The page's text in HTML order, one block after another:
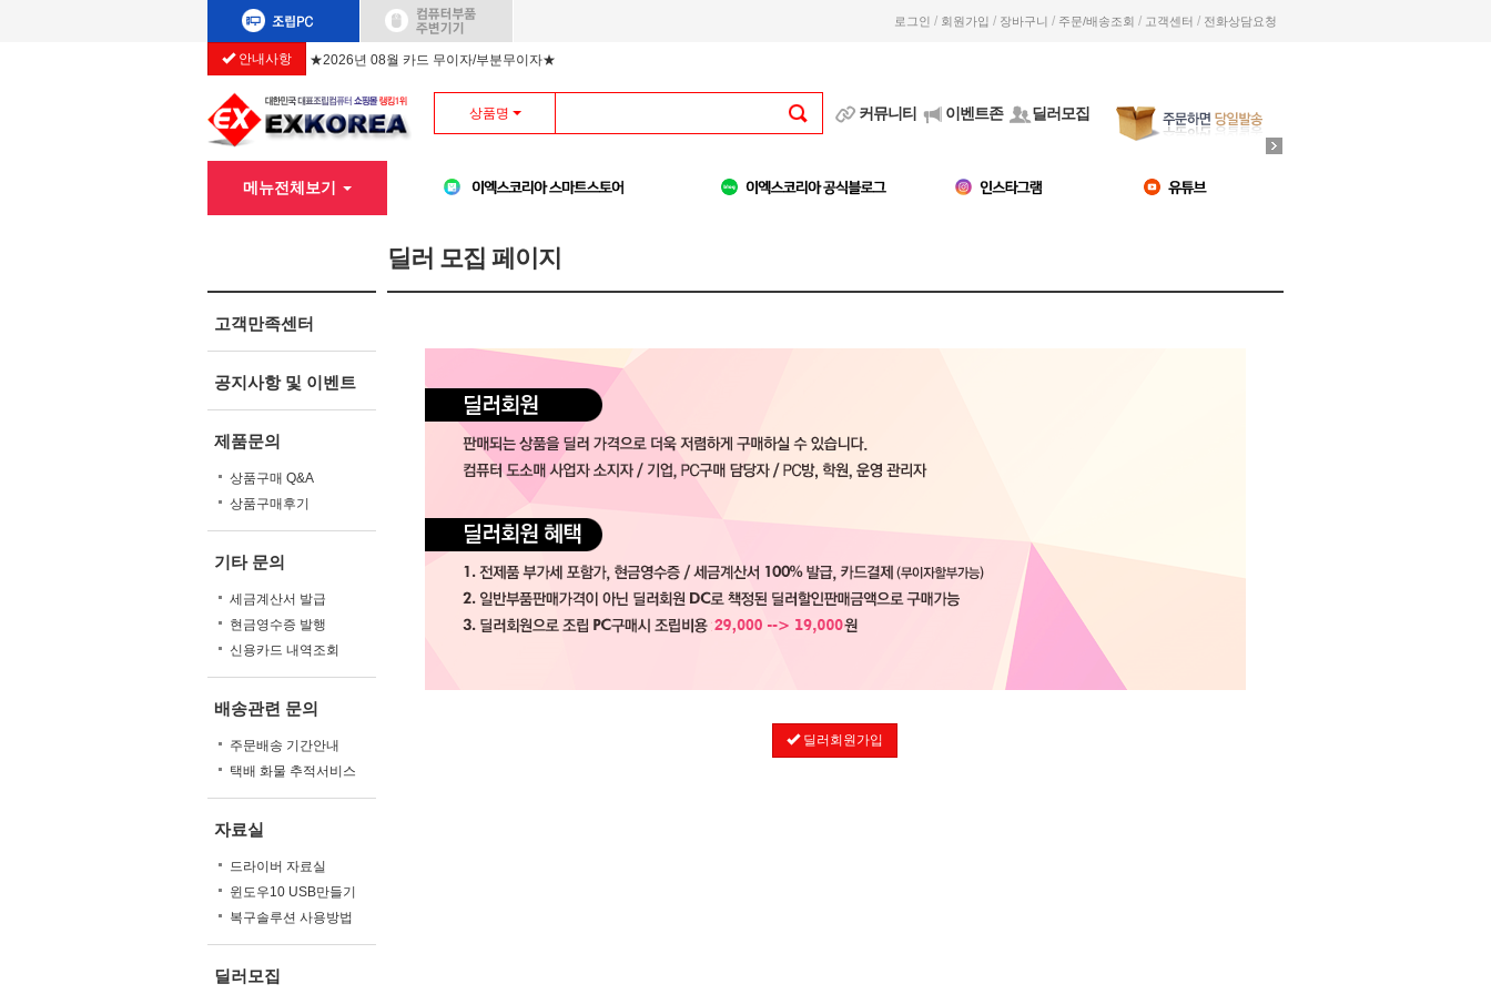
로그인 / 회원가입 / 장바구니 / 주문/배송조회 / 고객센터 / 전화상담요청
안내사항 ★2026년 08월 카드 무이자/부분무이자★
상품명 커뮤니티 이벤트존 딜러모집
메뉴전체보기
고객만족센터
공지사항 및 이벤트
제품문의
상품구매 Q&A
상품구매후기
기타 문의
세금계산서 발급
현금영수증 발행
신용카드 내역조회
배송관련 문의
주문배송 기간안내
택배 화물 추적서비스
자료실
드라이버 자료실
윈도우10 USB만들기
복구솔루션 사용방법
딜러모집
딜러 모집 페이지
딜러회원가입